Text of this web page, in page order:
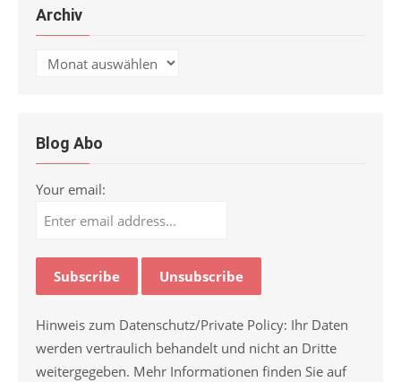
Archiv
Archiv
Blog Abo
Your email:
Hinweis zum Datenschutz/Private Policy: Ihr Daten
werden vertraulich behandelt und nicht an Dritte
weitergegeben. Mehr Informationen finden Sie auf